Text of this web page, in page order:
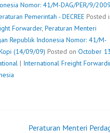
Nomor: 41/M-DAG/PER/9/2009
Pemerintah - DECREE Posted
Forwarder, Peraturan Menteri
Republik Indonesia Nomor: 41/M-
(14/09/09) Posted on October
| International Freight
Peraturan Menteri